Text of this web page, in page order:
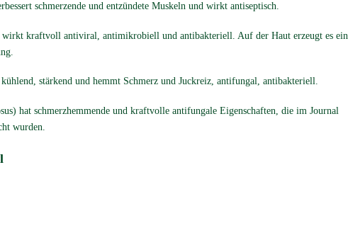
schmer­zende und entzündete Muskeln und wirkt anti­sep­tisch.
kraftvoll anti­viral, antimikrobiell und antibakteriell. Auf der Haut erzeugt es ein
stärkend und hemmt Schmerz und Juckreiz, antifungal, anti­bakteriell.
hat schmerz­hemmende und kraftvolle antifungale Eigen­schaften, die im Journal
wurden.